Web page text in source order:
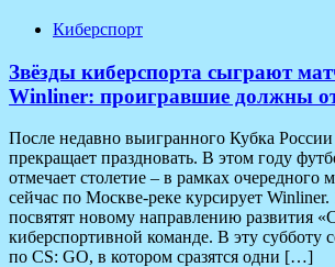
Киберспорт
Звёзды киберспорта сыграют
Winliner: проигравшие должны
После недавно выигранного Кубка
прекращает праздновать. В этом году
отмечает столетие – в рамках очередного
сейчас по Москве-реке курсирует
посвятят новому направлению развития
киберспортивной команде. В эту субботу
по CS: GO, в котором сразятся одни […]